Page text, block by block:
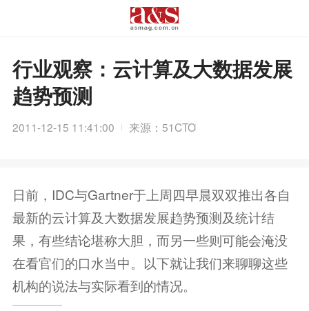
行业观察：云计算及大数据发展
趋势预测
2011-12-15 11:41:00 来源：51CTO
日前，IDC与Gartner于上周四早晨双双推出各自
最新的云计算及大数据发展趋势预测及统计结
果，有些结论堪称大胆，而另一些则可能会淹没
在看官们的口水当中。以下就让我们来聊聊这些
机构的说法与实际看到的情况。